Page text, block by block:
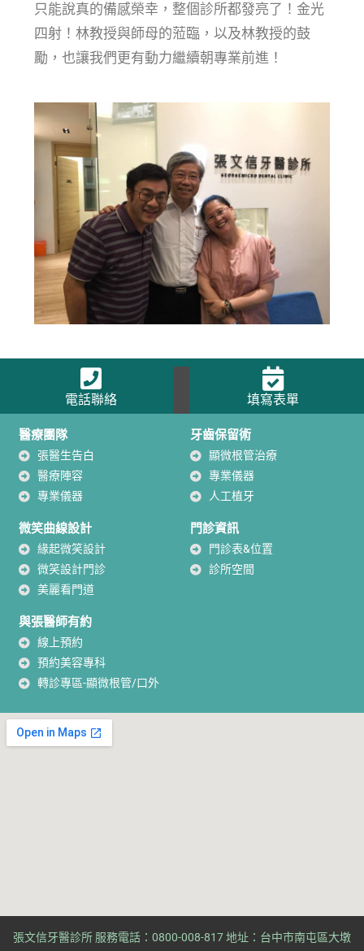
只能說真的備感榮幸，整個診所都發亮了！金光
四射！林教授與師母的蒞臨，以及林教授的鼓
勵，也讓我們更有動​力繼續朝專業前進！
電話聯絡 填寫表單
醫療團隊
張醫生告白
醫療陣容
專業儀器
牙齒保留術
顯微根管治療
專業儀器
人工植牙
微笑曲線設計
緣起微笑設計
微笑設計門診
美麗看門道
門診資訊
門診表&位置
診所空間
與張醫師有約
線上預約
預約美容專科
轉診專區-顯微根管/口外
張文信牙醫診所 服務電話：0800-008-817 地址：台中市南屯區大墩